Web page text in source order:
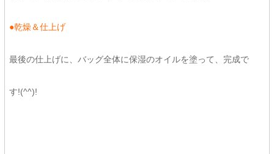
●乾燥＆仕上げ
最後の仕上げに、バッグ全体に保湿のオイルを塗って、完成で
す!(^^)!